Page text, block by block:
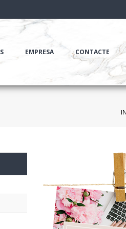
EMPRESA CONTACTE